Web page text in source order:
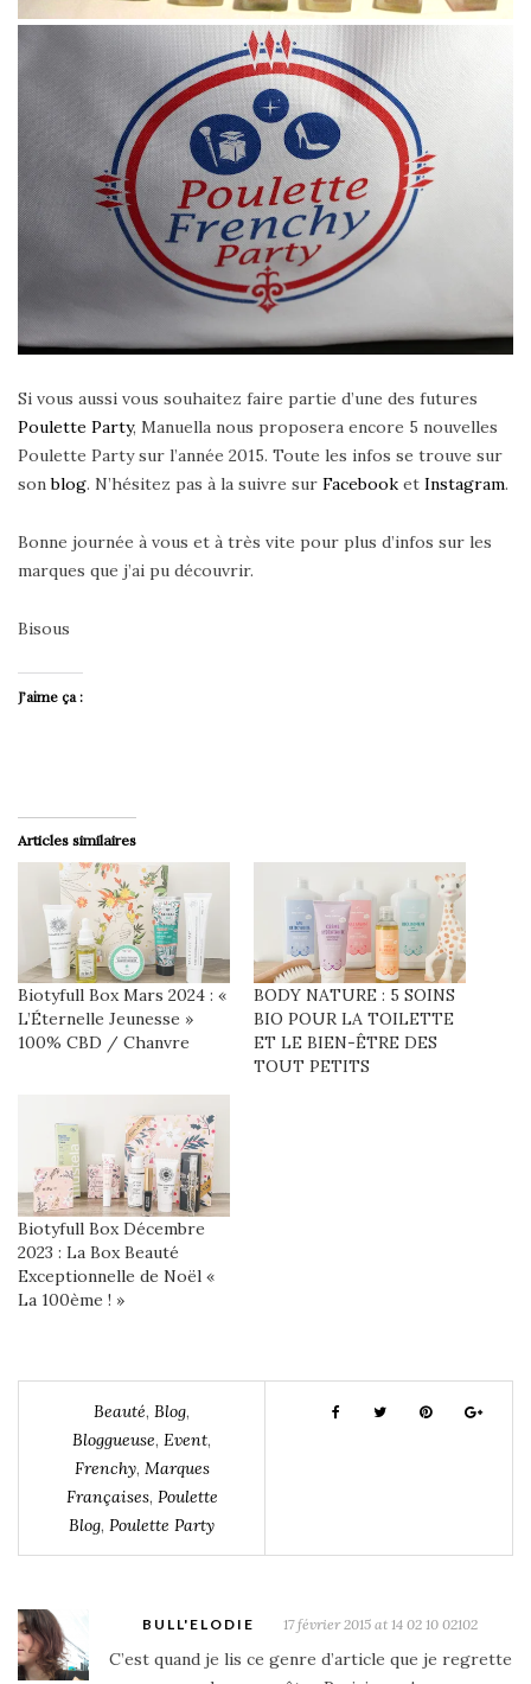
Si vous aussi vous souhaitez faire partie d’une des futures
Poulette Party, Manuella nous proposera encore 5 nouvelles
Poulette Party sur l’année 2015. Toute les infos se trouve sur
sonblog. N’hésitez pas à la suivre sur Facebook et Instagram.
Bonne journée à vous et à très vite pour plus d’infos sur les
marques que j’ai pu découvrir.
Bisous
J’aime ça :
Articles similaires
Biotyfull Box Mars 2024 : «
L’Éternelle Jeunesse »
100% CBD / Chanvre
BODY NATURE : 5 SOINS
BIO POUR LA TOILETTE
ET LE BIEN-ÊTRE DES
TOUT PETITS
Biotyfull Box Décembre
2023 : La Box Beauté
Exceptionnelle de Noël «
La 100ème ! »
Beauté, Blog,
Bloggueuse, Event,
Frenchy, Marques
Françaises, Poulette
Blog, Poulette Party
BULL'ELODIE 17 février 2015 at 14 02 10 02102
C’est quand je lis ce genre d’article que je regrette